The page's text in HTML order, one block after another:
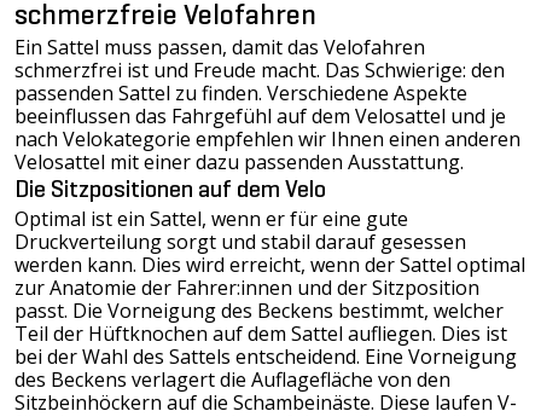
schmerzfreie Velofahren
Ein Sattel muss passen, damit das Velofahren
schmerzfrei ist und Freude macht. Das Schwierige: den
passenden Sattel zu finden. Verschiedene Aspekte
beeinflussen das Fahrgefühl auf dem Velosattel und je
nach Velokategorie empfehlen wir Ihnen einen anderen
Velosattel mit einer dazu passenden Ausstattung.
Die Sitzpositionen auf dem Velo
Optimal ist ein Sattel, wenn er für eine gute
Druckverteilung sorgt und stabil darauf gesessen
werden kann. Dies wird erreicht, wenn der Sattel optimal
zur Anatomie der Fahrer:innen und der Sitzposition
passt. Die Vorneigung des Beckens bestimmt, welcher
Teil der Hüftknochen auf dem Sattel aufliegen. Dies ist
bei der Wahl des Sattels entscheidend. Eine Vorneigung
des Beckens verlagert die Auflagefläche von den
Sitzbeinhöckern auf die Schambeinäste. Diese laufen V-